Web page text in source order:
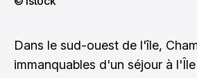
Dans le sud-ouest de l'île,
immanquables d'un séjour à